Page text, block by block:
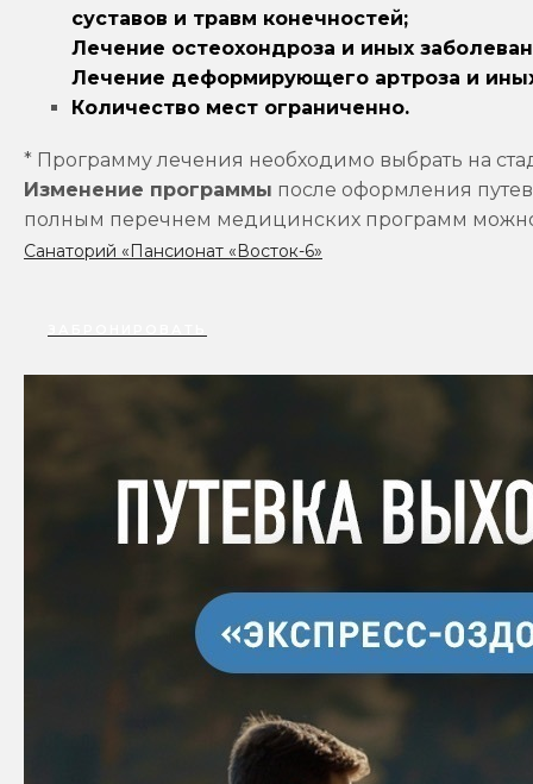
суставов и травм конечностей;
Лечение остеохондроза и иных
Лечение деформирующего артроза и
Количество мест ограниченно.
* Программу лечения необходимо выбрать на
Изменение программы после оформления
полным перечнем медицинских программ
Санаторий «Пансионат «Восток-6»